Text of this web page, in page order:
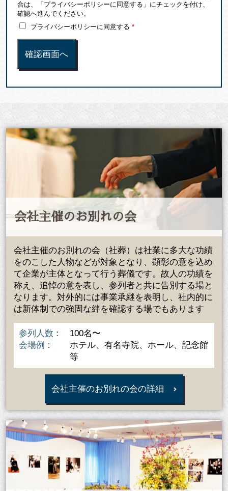
合は、「プライバシーポリシーに同意する」にチェックを付け、
確認へ進んでください。
プライバシーポリシーに同意する *
会社主催のお別れの会
会社主催のお別れの会（社葬）は社業に多大な功績
をのこした人物などが対象となり、顕彰の意を込め
て企業が主体となって行う葬儀です。故人の功績を
称え、追悼の意を表し、参列者と共に告別する場と
なります。対外的には事業承継を表明し、社内的に
は新体制での強固な絆を確認する場でもあります
参列人数
100名〜
会場例
ホテル、有名寺院、ホール、記念館
等
会社主催のお別れの会の詳細